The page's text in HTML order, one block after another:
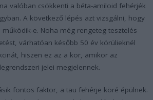
valóban csökkenti a béta-amiloid fehérjék
A következő lépés azt vizsgálni, hogy
e. Noha még rengeteg tesztelés
várhatóan később 50 év körülieknél
hiszen ez az a kor, amikor az
jelei megjelennek.
fontos faktor, a tau fehérje köré épülnek.